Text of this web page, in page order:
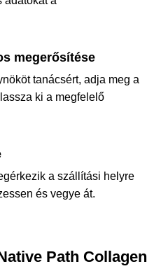
tanácsért, adja meg a
ki a megfelelő
a szállítási helyre
és vegye át.
Path Collagen